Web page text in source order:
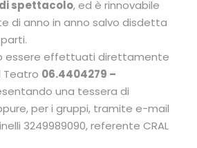
spettacolo, ed è rinnovabile
di anno in anno salvo disdetta
essere effettuati direttamente
Teatro 06.4404279 –
una tessera di
per i gruppi, tramite e-mail
3249989090, referente CRAL